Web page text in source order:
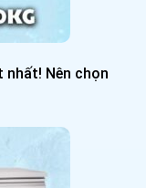
nhất! Nên chọn